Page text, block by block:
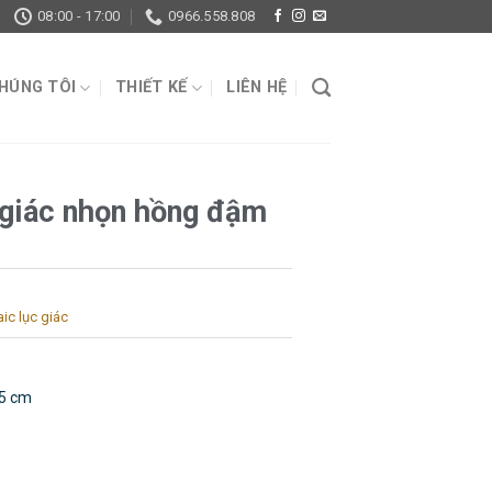
08:00 - 17:00 0966.558.808
TÔI THIẾT KẾ LIÊN HỆ
nhọn hồng đậm
lục giác
cm